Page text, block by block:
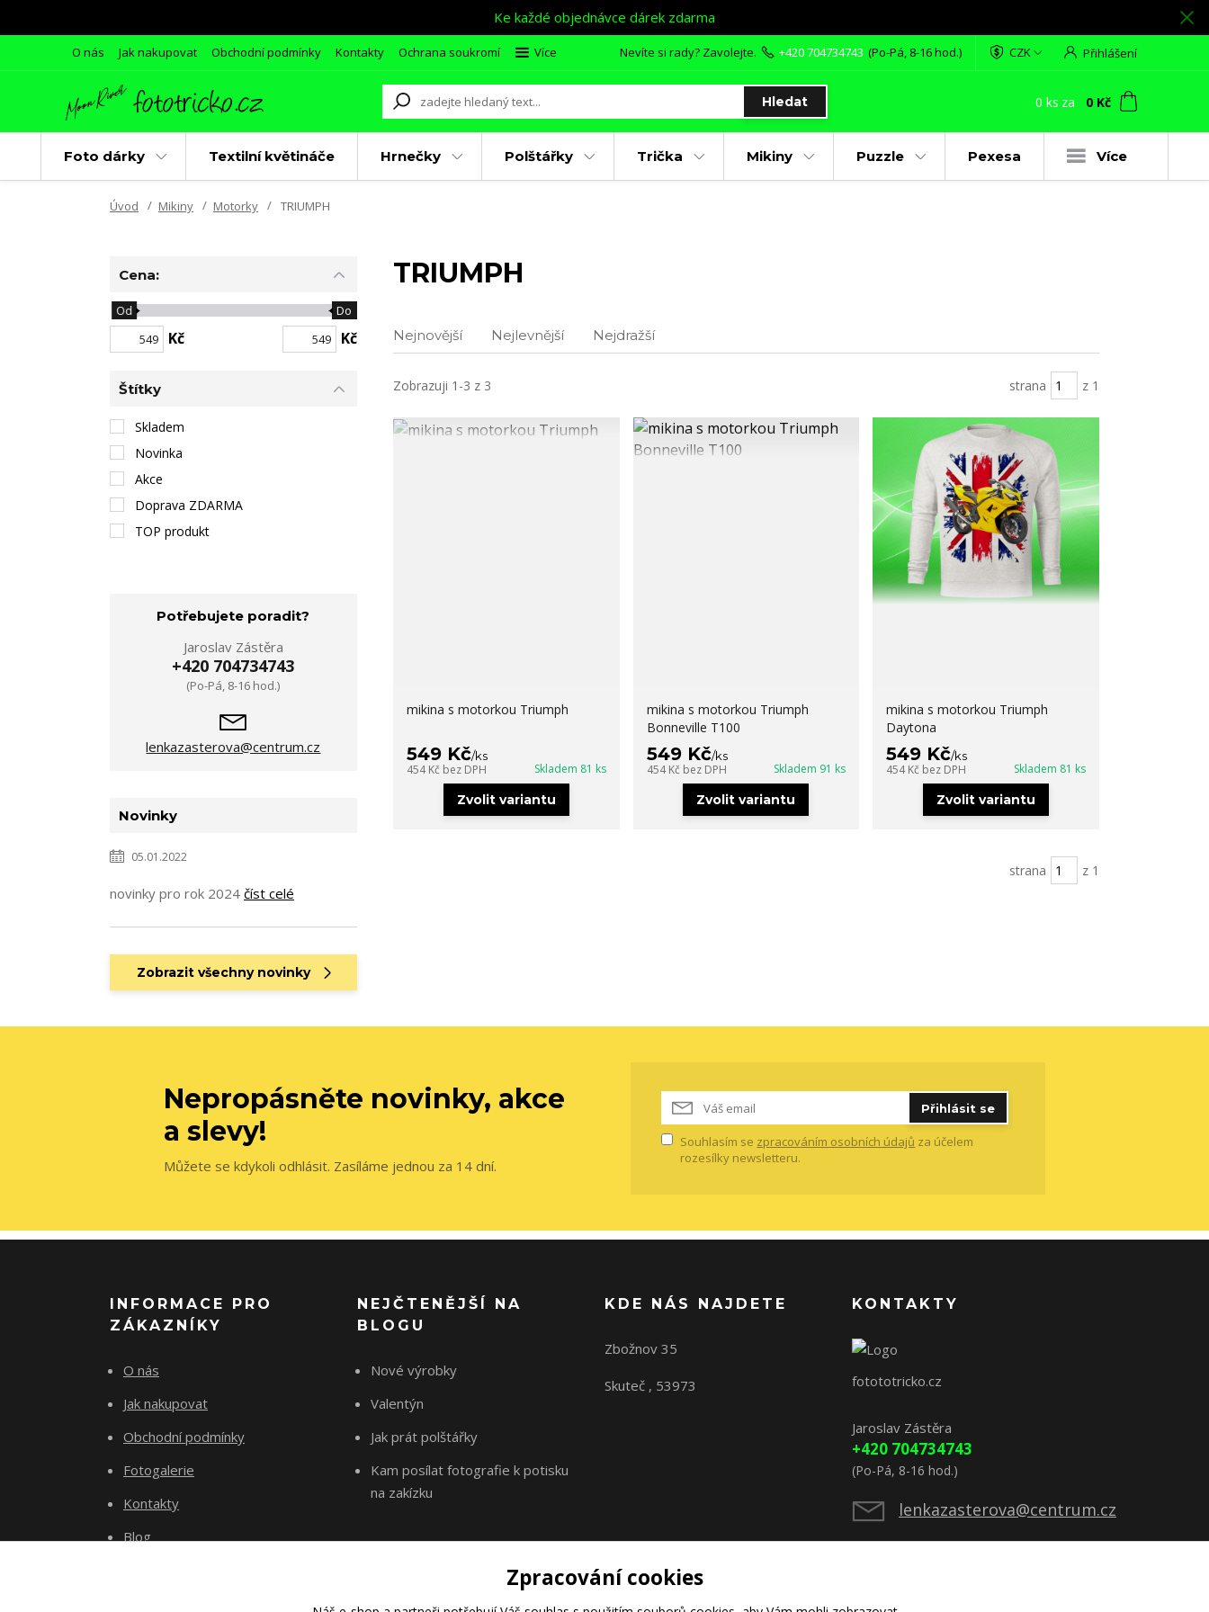
Ke každé objednávce dárek zdarma
O nás Jak nakupovat Obchodní podmínky Kontakty Ochrana soukromí Více CZK Přihlášení
Hledat
Nevíte si rady? Zavolejte. +420 704734743 (Po-Pá, 8-16 hod.)
0 ks za 0 Kč
Foto dárky Textilní květináče Hrnečky Polštářky Trička Mikiny Puzzle Pexesa Více
Úvod Mikiny Motorky TRIUMPH
TRIUMPH
Nejnovější Nejlevnější Nejdražší
Zobrazuji 1-3 z 3 strana z 1
mikina s motorkou Triumph
549 Kč/ks
454 Kč bez DPH Skladem 81 ks
Zvolit variantu
mikina s motorkou Triumph
Bonneville T100
549 Kč/ks
454 Kč bez DPH Skladem 91 ks
Zvolit variantu
mikina s motorkou Triumph
Daytona
549 Kč/ks
454 Kč bez DPH Skladem 81 ks
Zvolit variantu
strana z 1
Cena:
Kč
Od Do
Kč
Štítky
Skladem
Novinka
Akce
Doprava ZDARMA
TOP produkt
Potřebujete poradit?
Jaroslav Zástěra
+420 704734743
(Po-Pá, 8-16 hod.)
lenkazasterova@centrum.cz
Novinky
05.01.2022
novinky pro rok 2024 číst celé
Zobrazit všechny novinky
Nepropásněte novinky, akce
a slevy!
Můžete se kdykoli odhlásit. Zasíláme jednou za 14 dní.
Přihlásit se
Souhlasím se zpracováním osobních údajů za účelem
rozesílky newsletteru.
INFORMACE PRO
ZÁKAZNÍKY
O nás
Jak nakupovat
Obchodní podmínky
Fotogalerie
Kontakty
Blog
NEJČTENĚJŠÍ NA
BLOGU
Nové výrobky
Valentýn
Jak prát polštářky
Kam posílat fotografie k potisku
na zakízku
KDE NÁS NAJDETE
Zbožnov 35
Skuteč , 53973
KONTAKTY
fotototricko.cz
Jaroslav Zástěra
+420 704734743
(Po-Pá, 8-16 hod.)
lenkazasterova@centrum.cz
Zpracování cookies